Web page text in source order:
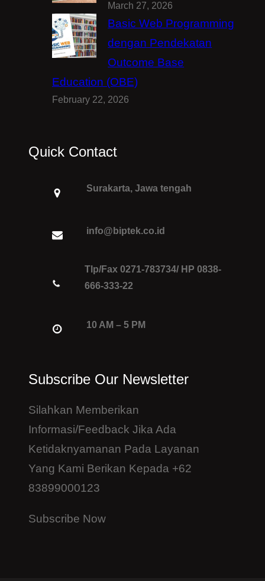
March 27, 2026
Basic Web Programming
dengan Pendekatan
Outcome Base
Education (OBE)
February 22, 2026
Quick Contact
Surakarta, Jawa tengah
info@biptek.co.id
Tlp/Fax 0271-783734/ HP 0838-
666-333-22
10 AM – 5 PM
Subscribe Our Newsletter
Silahkan Memberikan
Informasi/feedback Jika Ada
Ketidaknyamanan Pada Layanan
Yang Kami Berikan Kepada +62
83899000123
Subscribe Now